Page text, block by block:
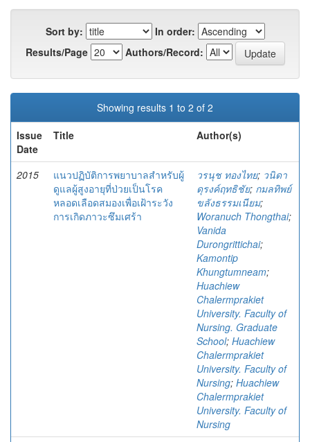
Sort by:
In order:
Results/Page
Authors/Record:
Showing results 1 to 2 of 2
Issue
Date
Title Author(s)
2015
แนวปฏิบัติการพยาบาลสำหรับผู้
ดูแลผู้สูงอายุที่ป่วยเป็นโรค
หลอดเลือดสมองเพื่อเฝ้าระวัง
การเกิดภาวะซึมเศร้า
วรนุช ทองไทย; วนิดา
ดุรงค์ฤทธิชัย; กมลทิพย์
ขลังธรรมเนียม;
Woranuch Thongthai;
Vanida
Durongrittichai;
Kamontip
Khungtumneam;
Huachiew
Chalermprakiet
University. Faculty of
Nursing. Graduate
School; Huachiew
Chalermprakiet
University. Faculty of
Nursing; Huachiew
Chalermprakiet
University. Faculty of
Nursing